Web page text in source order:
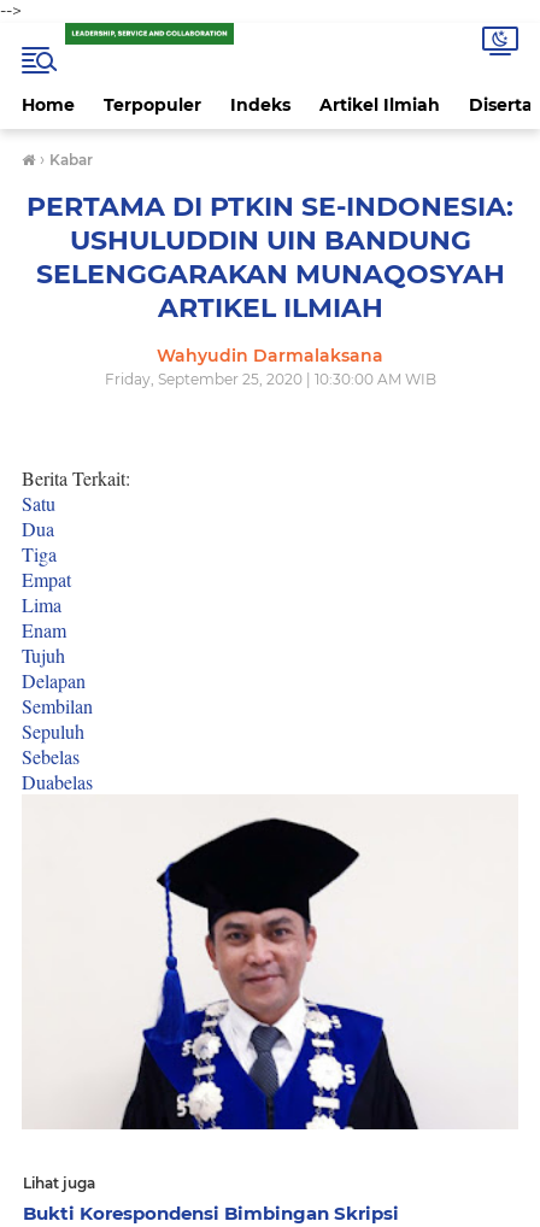
-->
Home Terpopuler Indeks Artikel Ilmiah
› Kabar
PERTAMA DI PTKIN SE-INDONESIA:
USHULUDDIN UIN BANDUNG
SELENGGARAKAN MUNAQOSYAH
ARTIKEL ILMIAH
Wahyudin Darmalaksana
Friday, September 25, 2020 | 10:30:00 AM WIB
Berita Terkait:
Satu
Dua
Tiga
Empat
Lima
Enam
Tujuh
Delapan
Sembilan
Sepuluh
Sebelas
Duabelas
Lihat juga
Bukti Korespondensi Bimbingan Skripsi